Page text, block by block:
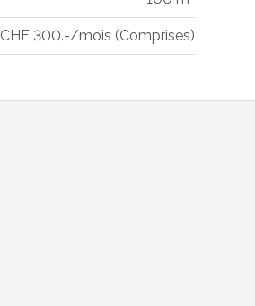
CHF 300.-/mois (Comprises)